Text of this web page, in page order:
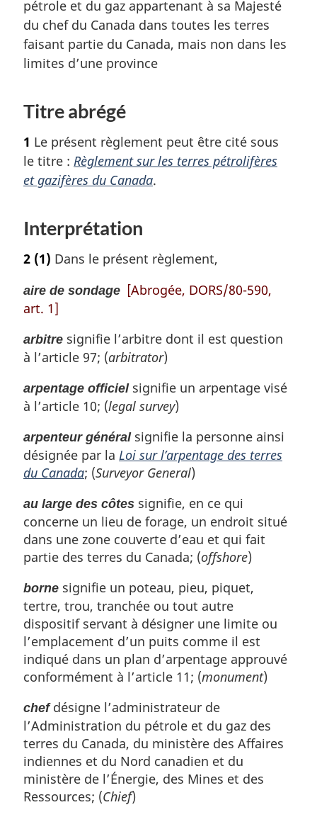
pétrole et du gaz appartenant à sa Majesté
du chef du Canada dans toutes les terres
faisant partie du Canada, mais non dans les
limites d’une province
Titre abrégé
1 Le présent règlement peut être cité sous
le titre : Règlement sur les terres pétrolifères
et gazifères du Canada.
Interprétation
2 (1) Dans le présent règlement,
aire de sondage [Abrogée, DORS/80-590,
art. 1]
arbitre signifie l’arbitre dont il est question
à l’article 97; (arbitrator)
arpentage officielsignifie un arpentage visé
à l’article 10; (legal survey)
arpenteur généralsignifie la personne ainsi
désignée par la Loi sur l’arpentage des terres
du Canada; (Surveyor General)
au large des côtes signifie, en ce qui
concerne un lieu de forage, un endroit situé
dans une zone couverte d’eau et qui fait
partie des terres du Canada; (offshore)
borne signifie un poteau, pieu, piquet,
tertre, trou, tranchée ou tout autre
dispositif servant à désigner une limite ou
l’emplacement d’un puits comme il est
indiqué dans un plan d’arpentage approuvé
conformément à l’article 11; (monument)
chefdésigne l’administrateur de
l’Administration du pétrole et du gaz des
terres du Canada, du ministère des Affaires
indiennes et du Nord canadien et du
ministère de l’Énergie, des Mines et des
Ressources; (Chief)